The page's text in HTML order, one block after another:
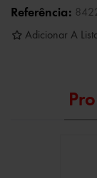
Referência:
Adicionar A